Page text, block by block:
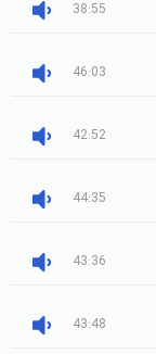
38:55
46:03
42:52
44:35
43:36
43:48